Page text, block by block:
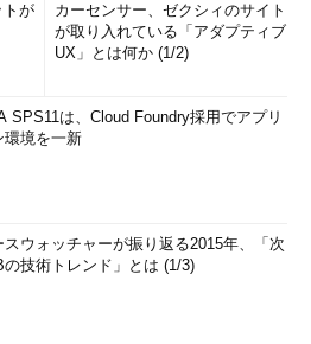
トが
カーセンサー、ゼクシィのサイト
が取り入れている「アダプティブ
UX」とは何か (1/2)
SPS11は、Cloud Foundry採用でアプリ
環境を一新
ウォッチャーが振り返る2015年、「次
の技術トレンド」とは (1/3)